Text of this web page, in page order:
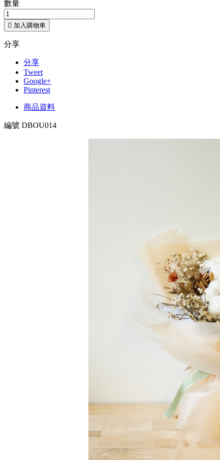
數量
 加入購物車
分享
分享
Tweet
Google+
Pinterest
商品資料
編號 DBOU014